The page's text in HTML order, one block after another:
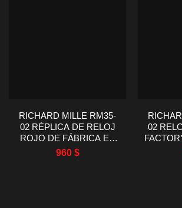
RICHARD MILLE RM35-
02 RÉPLICA DE RELOJ
ROJO DE FÁBRICA EN
FIBRA DE CARBONO RM
44.5X50MM
960 $
02
DE